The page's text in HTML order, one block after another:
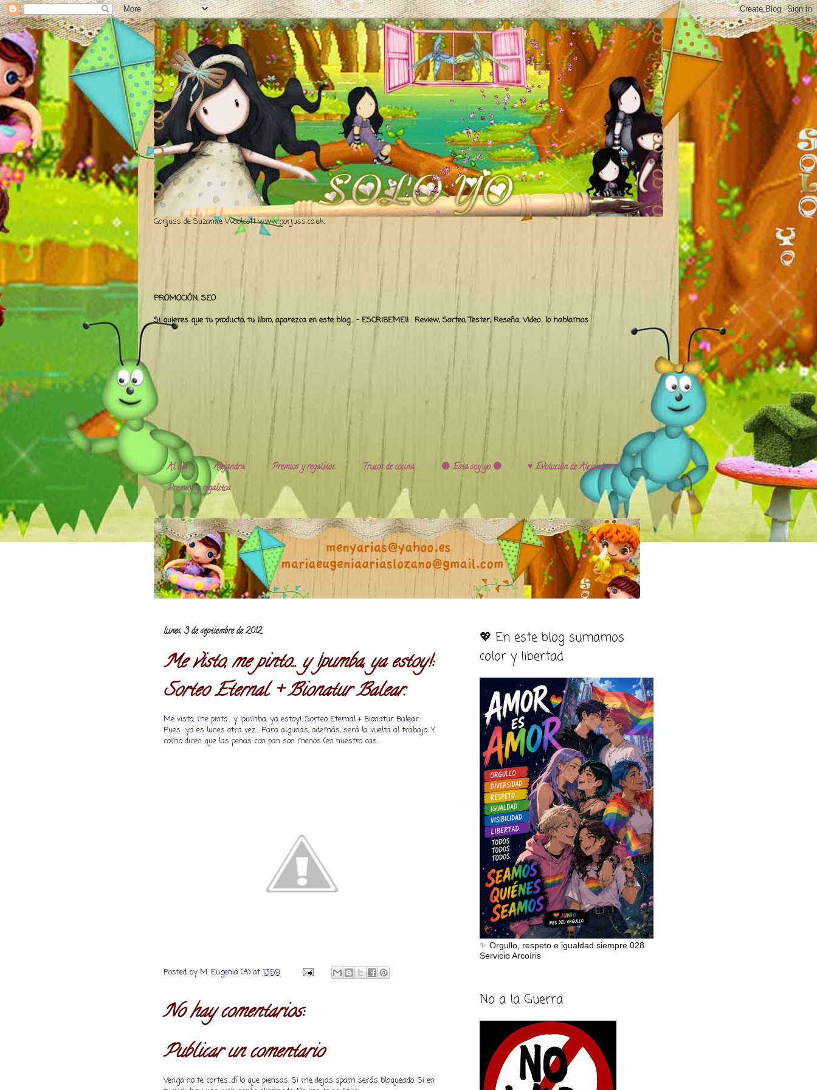
Gorjuss de Suzanne Woolcott www.gorjuss.co.uk
PROMOCIÓN. SEO
Si quieres que tu producto, tu libro, aparezca en este blog... - ESCRIBEME!! . Review, Sorteo, Tester, Reseña, Video.. lo hablamos
Al día Alejandra. Premios y regalitos. Trucos de cocina. 🟣 Esta soy yo 🟣
♥️ Evolución de Alejandra ♥️
Premios y regalitos.
lunes, 3 de septiembre de 2012
Me visto, me pinto... y ¡pumba, ya estoy!:
Sorteo Eternal + Bionatur Balear.
Me visto, me pinto... y ¡pumba, ya estoy!: Sorteo Eternal + Bionatur Balear.:
Pues.. ya es lunes otra vez... Para algunas, además, será la vuelta al trabajo. Y
como dicen que las penas con pan son menos (en nuestro cas...
Posted by M. Eugenia (A) at 13:59
No hay comentarios:
Publicar un comentario
Venga no te cortes...dí lo que piensas. Si me dejas spam serás bloqueado. Si en
💖 En este blog sumamos
color y libertad
✨ Orgullo, respeto e igualdad siempre 028
Servicio Arcoíris
No a la Guerra